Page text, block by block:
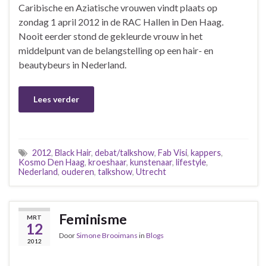
Caribische en Aziatische vrouwen vindt plaats op
zondag 1 april 2012 in de RAC Hallen in Den Haag.
Nooit eerder stond de gekleurde vrouw in het
middelpunt van de belangstelling op een hair- en
beautybeurs in Nederland.
Lees verder
2012, Black Hair, debat/talkshow, Fab Visi, kappers,
Kosmo Den Haag, kroeshaar, kunstenaar, lifestyle,
Nederland, ouderen, talkshow, Utrecht
MRT
12
2012
Feminisme
DoorSimone Brooimans in Blogs